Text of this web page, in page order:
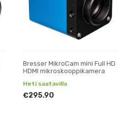
Bresser MikroCam mini Full HD
HDMI mikroskooppikamera
Heti saatavilla
€295.90